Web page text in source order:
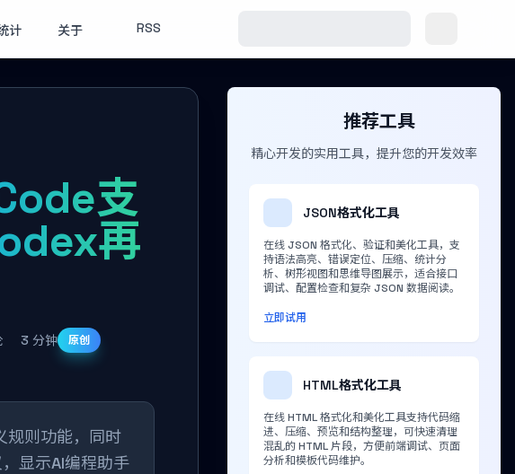
计 关于 RSS
支
再
3 分钟
原创
则功能，同时
显示AI编程助手
推荐工具
精心开发的实用工具，提升您的开发效率
JSON格式化工具
在线 JSON 格式化、验证和美化工具，支
持语法高亮、错误定位、压缩、统计分
析、树形视图和思维导图展示，适合接口
调试、配置检查和复杂 JSON 数据阅读。
立即试用
HTML格式化工具
在线 HTML 格式化和美化工具支持代码缩
进、压缩、预览和结构整理，可快速清理
混乱的 HTML 片段，方便前端调试、页面
分析和模板代码维护。